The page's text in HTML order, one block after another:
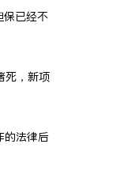
已经不
死，新项
的法律后